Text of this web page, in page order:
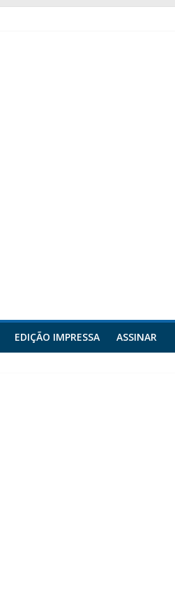
EDIÇÃO IMPRESSA ASSINAR